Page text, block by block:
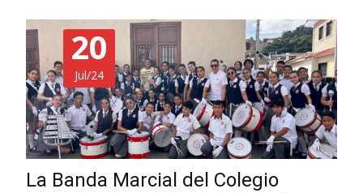
20
Jul/24
La Banda Marcial del Colegio